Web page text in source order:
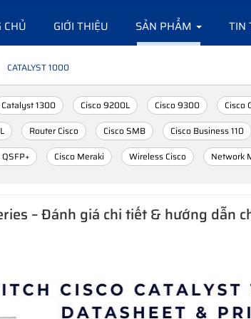
CHỦ GIỚI THIỆU SẢN PHẨM TIN
CATALYST 1000
Catalyst 1300 Cisco 9200L Cisco 9300 Cisco
Router Cisco Cisco SMB Cisco Business 110
Cisco Meraki Wireless Cisco Network
– Đánh giá chi tiết & hướng dẫn